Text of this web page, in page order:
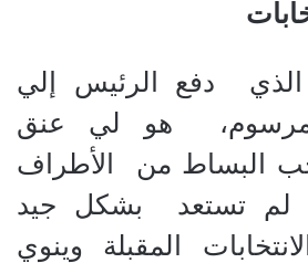
دفع الرئيس إلي
هو لي عنق
البساط من
الأطراف
لم تستعد بشكل جيد
المقبلة وينوي